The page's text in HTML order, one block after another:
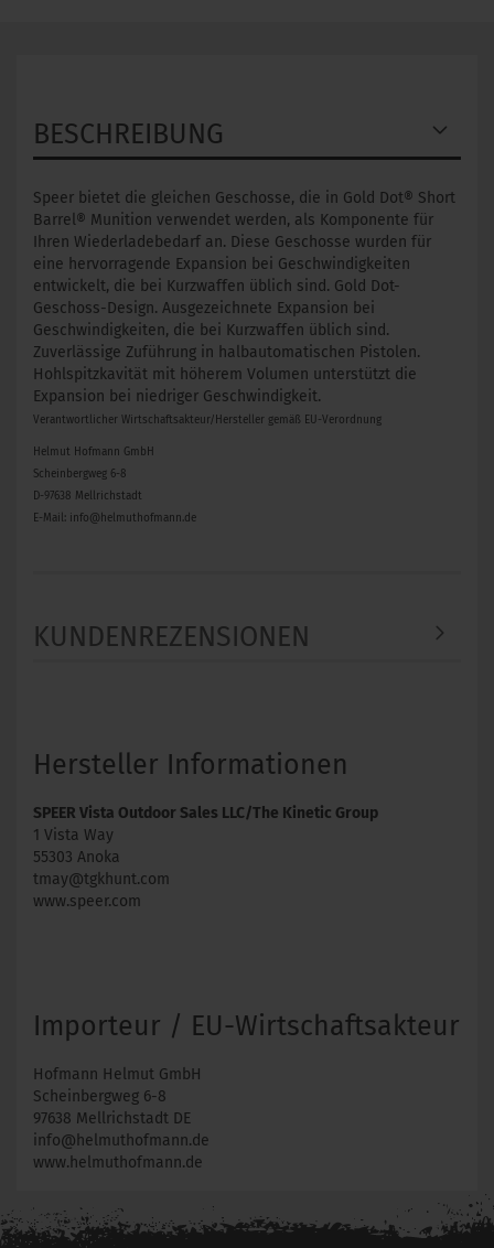
BESCHREIBUNG
Speer bietet die gleichen Geschosse, die in Gold Dot® Short
Barrel® Munition verwendet werden, als Komponente für
Ihren Wiederladebedarf an. Diese Geschosse wurden für
eine hervorragende Expansion bei Geschwindigkeiten
entwickelt, die bei Kurzwaffen üblich sind. Gold Dot-
Geschoss-Design. Ausgezeichnete Expansion bei
Geschwindigkeiten, die bei Kurzwaffen üblich sind.
Zuverlässige Zuführung in halbautomatischen Pistolen.
Hohlspitzkavität mit höherem Volumen unterstützt die
Expansion bei niedriger Geschwindigkeit.
Verantwortlicher Wirtschaftsakteur/Hersteller gemäß EU-Verordnung
Helmut Hofmann GmbH
Scheinbergweg 6-8
D-97638 Mellrichstadt
E-Mail: info@helmuthofmann.de
KUNDENREZENSIONEN
Hersteller Informationen
SPEER Vista Outdoor Sales LLC/The Kinetic Group
1 Vista Way
55303 Anoka
tmay@tgkhunt.com
www.speer.com
Importeur / EU-Wirtschaftsakteur
Hofmann Helmut GmbH
Scheinbergweg 6-8
97638 Mellrichstadt DE
info@helmuthofmann.de
www.helmuthofmann.de